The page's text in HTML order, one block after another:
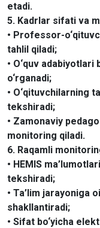
etadi.
5. Kadrlar sifati va
• Professor-
tahlil qiladi;
• O‘quv
o‘rganadi;
• O‘qituvchilarning
tekshiradi;
• Zamonaviy
monitoring qiladi.
6. Raqamli
• HEMIS
tekshiradi;
• Ta’lim jarayoniga
shakllantiradi;
• Sifat bo‘yicha